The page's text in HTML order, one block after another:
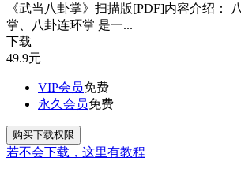
《武当八卦掌》扫描版[PDF]内容介绍：
掌、八卦连环掌 是一...
下载
49.9元
VIP会员免费
永久会员免费
购买下载权限
若不会下载，这里有教程